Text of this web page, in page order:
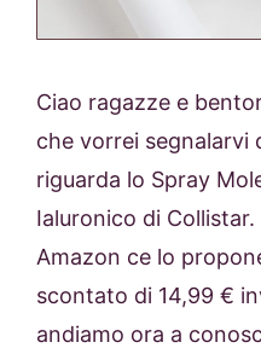
Ciao ragazze e
che vorrei segnalarvi
riguarda lo Spray
Ialuronico di
Amazon ce lo
scontato di 14,99 €
andiamo ora a